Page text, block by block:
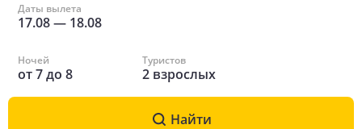
Даты вылета
17.08— 18.08
Ночей
от7до 8
Туристов
2 взрослых
Найти